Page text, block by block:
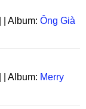
| | Album: Ông Già
| | Album: Merry